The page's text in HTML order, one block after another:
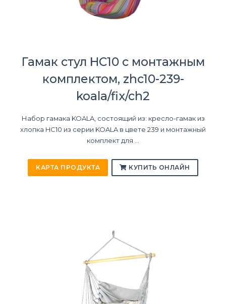
Гамак стул HC10 с монтажным
комплектом, zhc10-239-
koala/fix/ch2
Набор гамака KOALA, состоящий из: кресло-гамак из
хлопка HC10 из серии KOALA в цвете 239 и монтажный
комплект для ...
КАРТА ПРОДУКТА КУПИТЬ ОНЛАЙН